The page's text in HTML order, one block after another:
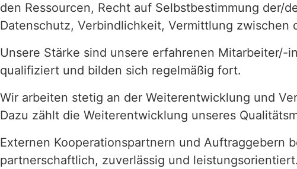
den Ressourcen, Recht auf Selbstbestimmung der/
Datenschutz, Verbindlichkeit, Vermittlung zwischen
Unsere Stärke sind unsere erfahrenen Mitarbeiter/-
qualifiziert und bilden sich regelmäßig fort.
Wir arbeiten stetig an der Weiterentwicklung und
Dazu zählt die Weiterentwicklung unseres
Externen Kooperationspartnern und Auftraggebern
partnerschaftlich, zuverlässig und leistungsorientiert.